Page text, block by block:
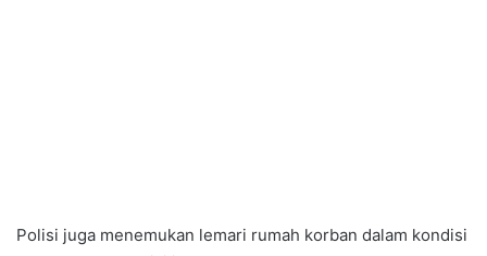
Polisi juga menemukan lemari rumah korban dalam kondisi